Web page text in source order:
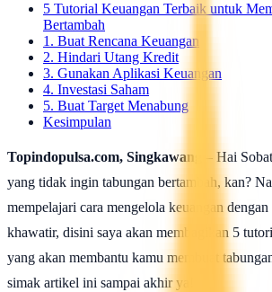
5 Tutorial Keuangan Terbaik untuk
Bertambah
1. Buat Rencana Keuangan
2. Hindari Utang Kredit
3. Gunakan Aplikasi Keuangan
4. Investasi Saham
5. Buat Target Menabung
Kesimpulan
Topindopulsa.com, Singkawang
– Hai
yang tidak ingin tabungan bertambah, kan?
mempelajari cara mengelola keuangan
khawatir, disini saya akan membagikan 5
yang akan membantu kamu membuat
simak artikel ini sampai akhir ya!